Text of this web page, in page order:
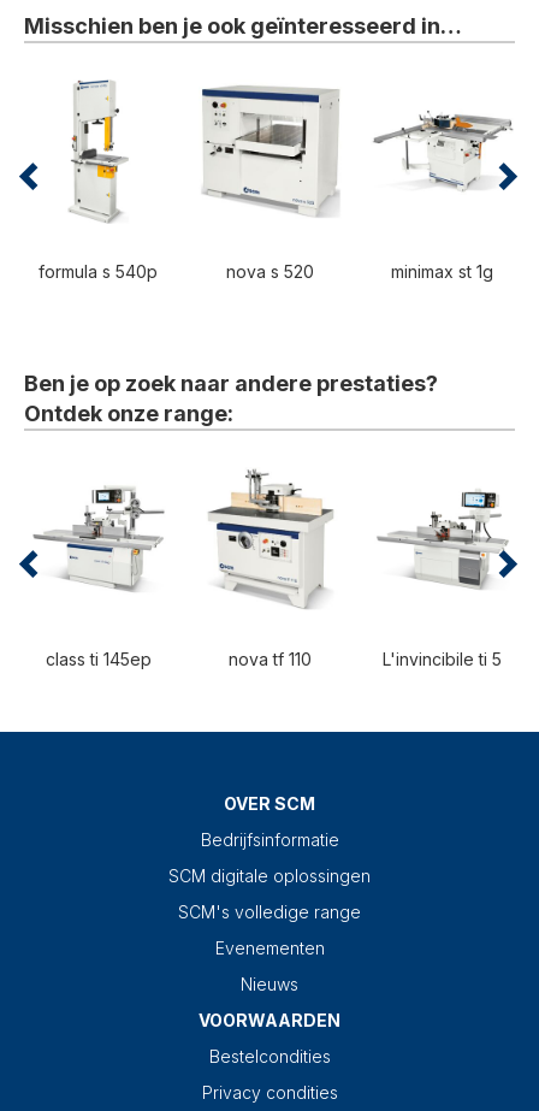
Misschien ben je ook geïnteresseerd in…
formula s 540p nova s 520 minimax st 1g
Ben je op zoek naar andere prestaties?
Ontdek onze range:
class ti 145ep nova tf 110 L'invincibile ti 5
OVER SCM
Bedrijfsinformatie
SCM digitale oplossingen
SCM's volledige range
Evenementen
Nieuws
VOORWAARDEN
Bestelcondities
Privacy condities